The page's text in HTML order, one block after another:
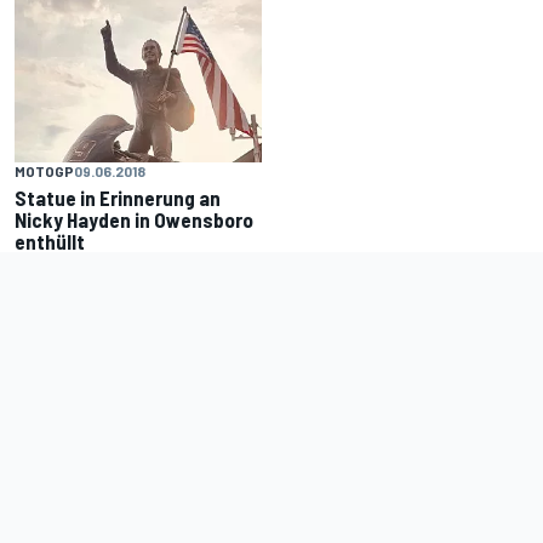
MOTOGP09.06.2018
Statue in Erinnerung an
Nicky Hayden in Owensboro
enthüllt